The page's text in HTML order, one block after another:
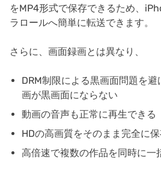
をMP4形式で保存できるため、
ラロールへ簡単に転送できます。
さらに、画面録画とは異なり、
DRM制限による黒画面問題を
画が黒画面にならない
動画の音声も正常に再生できる
HDの高画質をそのまま完全に
高倍速で複数の作品を同時に一